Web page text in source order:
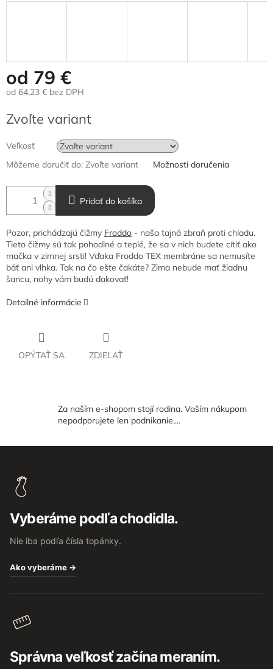
od 79 €
od 64,23 € bez DPH
cena:
Zvoľte variant
Veľkosť
Môžeme doručiť do: Zvoľte variant Možnosti doručenia
Pridať do košíka
Pozor, prichádzajú čižmy Froddo - naša tajná zbraň proti chladu.
Tieto čižmy sú tak pohodlné a teplé, že sa v nich budete cítiť ako
mačka v zimnej srsti! Vďaka Froddo TEX membráne sa nemusíte
báť ani vlhka. Tak na čo ešte čakáte? Zima nebude mať žiadnu
šancu, nohy vám budú ďakovať!
Detailné informácie
OPÝTAŤ SA ZDIEĽAŤ
Za naším e-shopom stojí rodina. Vaším nákupom
nepodporujete len podnikanie,...
Vyberáme podľa chodidla.
Nie iba podľa čísla topánky.
Ako vyberáme →
Správna veľkosť začína meraním.